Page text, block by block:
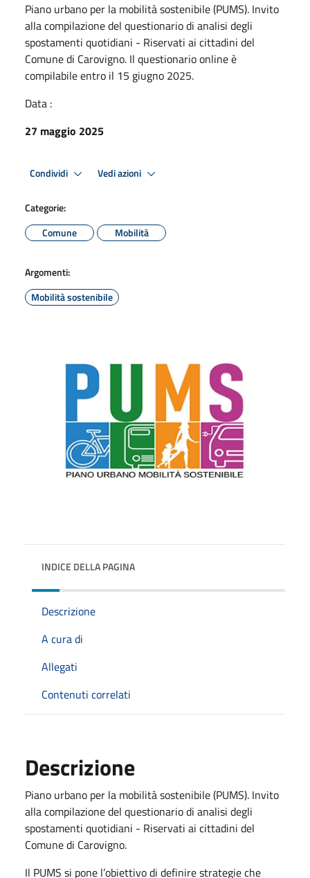
Piano urbano per la mobilità sostenibile (PUMS). Invito
alla compilazione del questionario di analisi degli
spostamenti quotidiani - Riservati ai cittadini del
Comune di Carovigno. Il questionario online è
compilabile entro il 15 giugno 2025.
Data :
27 maggio 2025
Condividi Vedi azioni
Categorie:
Comune
Mobilità
Argomenti:
Mobilità sostenibile
INDICE DELLA PAGINA
Descrizione
A cura di
Allegati
Contenuti correlati
Descrizione
Piano urbano per la mobilità sostenibile (PUMS). Invito
alla compilazione del questionario di analisi degli
spostamenti quotidiani - Riservati ai cittadini del
Comune di Carovigno.
Il PUMS si pone l’obiettivo di definire strategie che